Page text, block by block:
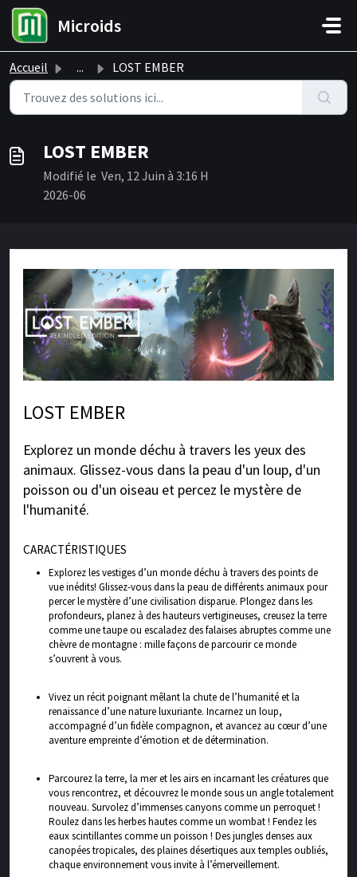
Passer au contenu principal
Microids
Accueil ... LOST EMBER
LOST EMBER
Modifié le Ven, 12 Juin à 3:16 H
2026-06
LOST EMBER
Explorez un monde déchu à travers les yeux des
animaux. Glissez-vous dans la peau d'un loup, d'un
poisson ou d'un oiseau et percez le mystère de
l'humanité.
CARACTÉRISTIQUES
Explorez les vestiges d’un monde déchu à travers des points de
vue inédits! Glissez-vous dans la peau de différents animaux pour
percer le mystère d’une civilisation disparue. Plongez dans les
profondeurs, planez à des hauteurs vertigineuses, creusez la terre
comme une taupe ou escaladez des falaises abruptes comme une
chèvre de montagne : mille façons de parcourir ce monde
s’ouvrent à vous.
Vivez un récit poignant mêlant la chute de l’humanité et la
renaissance d’une nature luxuriante. Incarnez un loup,
accompagné d’un fidèle compagnon, et avancez au cœur d’une
aventure empreinte d’émotion et de détermination.
Parcourez la terre, la mer et les airs en incarnant les créatures que
vous rencontrez, et découvrez le monde sous un angle totalement
nouveau. Survolez d’immenses canyons comme un perroquet !
Roulez dans les herbes hautes comme un wombat ! Fendez les
eaux scintillantes comme un poisson ! Des jungles denses aux
canopées tropicales, des plaines désertiques aux temples oubliés,
chaque environnement vous invite à l’émerveillement.